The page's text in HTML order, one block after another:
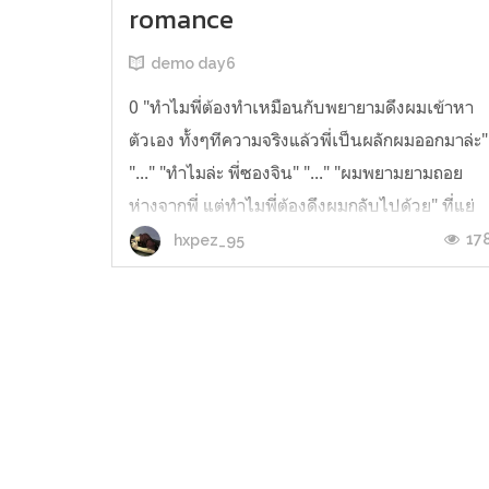
romance
demo day6
0 "ทำไมพี่ต้องทำเหมือนกับพยายามดึงผมเข้าหา
ตัวเอง ทั้งๆทีความจริงแล้วพี่เป็นผลักผมออกมาล่ะ"
"..." "ทำไมล่ะ พี่ซองจิน" "..." "ผมพยามยามถอย
ห่างจากพี่ แต่ทำไมพี่ต้องดึงผมกลับไปด้วย" ที่แย่
กว่านั้น พอผมเริ่มก้าวเข้าไปหาคุณหนึ่งก้าว คุณ
กลับถอยหลังออกไปอีกหนึ่งก้าว "พอได้แ...
hxpez_95